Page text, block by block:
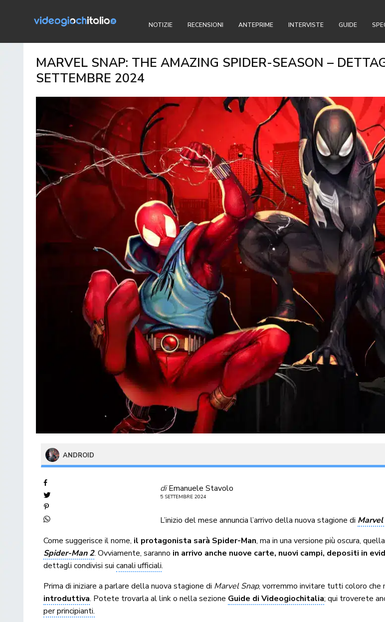
NOTIZIE RECENSIONI ANTEPRIME INTERVISTE GUIDE
MARVEL SNAP: THE AMAZING SPIDER-SEASON –
SETTEMBRE 2024
ANDROID
di Emanuele Stavolo
5 SETTEMBRE 2024
L’inizio del mese annuncia l’arrivo della nuova stagione di Marvel
Come suggerisce il nome, il protagonista sarà Spider-Man, ma in una versione più oscura,
Spider-Man 2. Ovviamente, saranno in arrivo anche nuove carte, nuovi campi, depositi in
dettagli condivisi suicanali ufficiali.
Prima di iniziare a parlare della nuova stagione di Marvel Snap, vorremmo invitare tutti coloro che
introduttiva. Potete trovarla al link o nella sezione Guide di Videogiochitalia; qui troverete
per principianti.